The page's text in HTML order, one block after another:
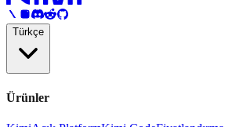
Türkçe
Ürünler